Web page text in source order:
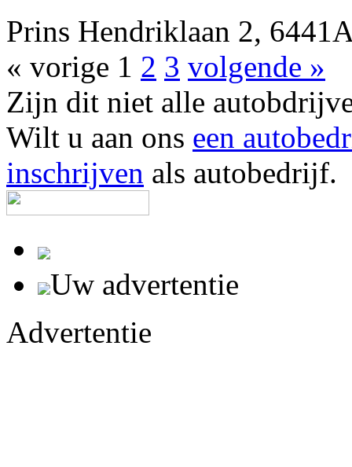
Prins Hendriklaan 2,
« vorige 1 2 3 volgende »
Zijn dit niet alle
Wilt u aan ons een
inschrijven als autobedrijf.
Uw advertentie
Advertentie